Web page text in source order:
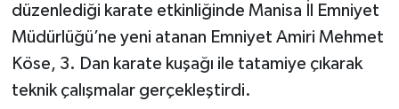
düzenlediği karate etkinliğinde Manisa İl Emniyet
Müdürlüğü’ne yeni atanan Emniyet Amiri Mehmet
Köse, 3. Dan karate kuşağı ile tatamiye çıkarak
teknik çalışmalar gerçekleştirdi.